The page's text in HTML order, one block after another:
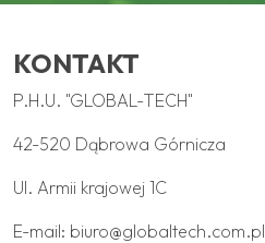
KONTAKT
P.H.U. "GLOBAL-TECH"
42-520 Dąbrowa Górnicza
Ul. Armii krajowej 1C
E-mail: biuro@globaltech.com.pl